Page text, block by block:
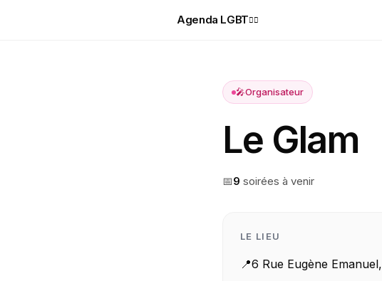
Agenda LGBT🏳️‍🌈
🎤Organisateur
Le Glam
📅9 soirées à venir
LE LIEU
📍6 Rue Eugène